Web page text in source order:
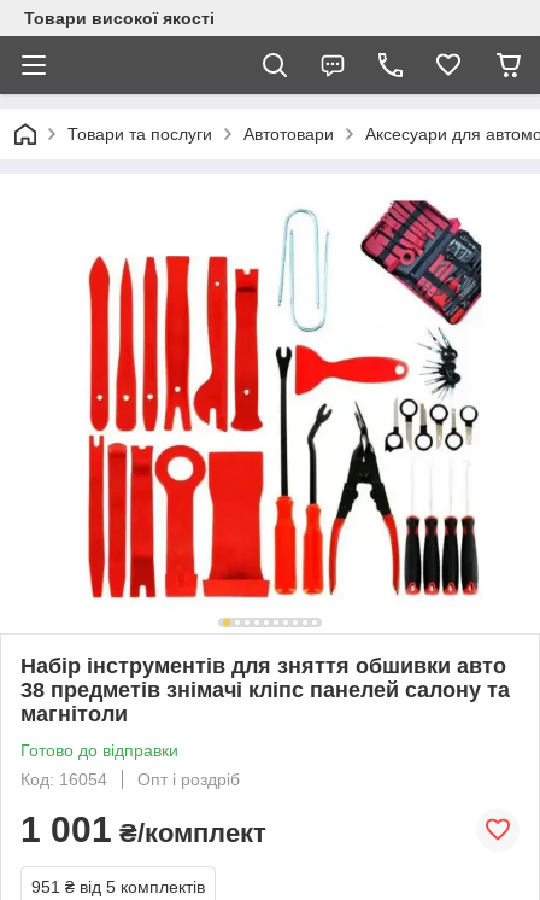
Товари високої якості
Товари та послуги Автотовари Аксесуари для
Набір інструментів для зняття обшивки авто
38 предметів знімачі кліпс панелей салону та
магнітоли
Готово до відправки
Код: 16054
Опт і роздріб
1 001 ₴/комплект
951 ₴ від 5 комплектів